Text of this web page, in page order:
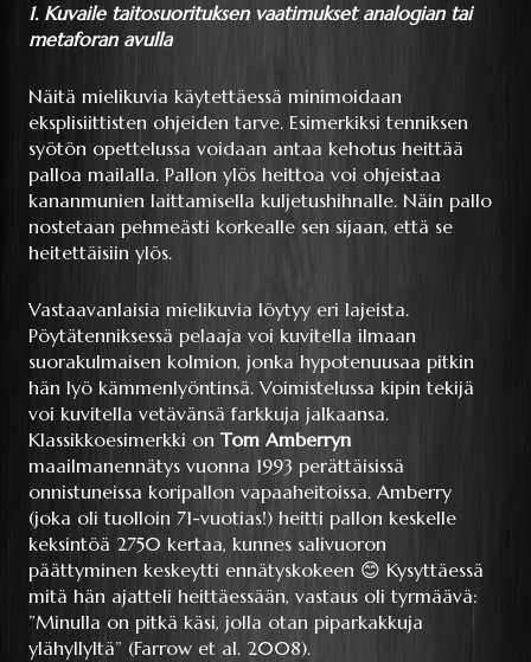
1. Kuvaile taitosuorituksen vaatimukset analogian tai
metaforan avulla
Näitä mielikuvia käytettäessä minimoidaan
eksplisiittisten ohjeiden tarve. Esimerkiksi tenniksen
syötön opettelussa voidaan antaa kehotus heittää
palloa mailalla. Pallon ylös heittoa voi ohjeistaa
kananmunien laittamisella kuljetushihnalle. Näin pallo
nostetaan pehmeästi korkealle sen sijaan, että se
heitettäisiin ylös.
Vastaavanlaisia mielikuvia löytyy eri lajeista.
Pöytätenniksessä pelaaja voi kuvitella ilmaan
suorakulmaisen kolmion, jonka hypotenuusaa pitkin
hän lyö kämmenlyöntinsä. Voimistelussa kipin tekijä
voi kuvitella vetävänsä farkkuja jalkaansa.
Klassikkoesimerkki on Tom Amberryn
maailmanennätys vuonna 1993 perättäisissä
onnistuneissa koripallon vapaaheitoissa. Amberry
(joka oli tuolloin 71-vuotias!) heitti pallon keskelle
keksintöä 2750 kertaa, kunnes salivuoron
päättyminen keskeytti ennätyskokeen 😊 Kysyttäessä
mitä hän ajatteli heittäessään, vastaus oli tyrmäävä:
”Minulla on pitkä käsi, jolla otan piparkakkuja
ylähyllyltä” (Farrow et al. 2008).